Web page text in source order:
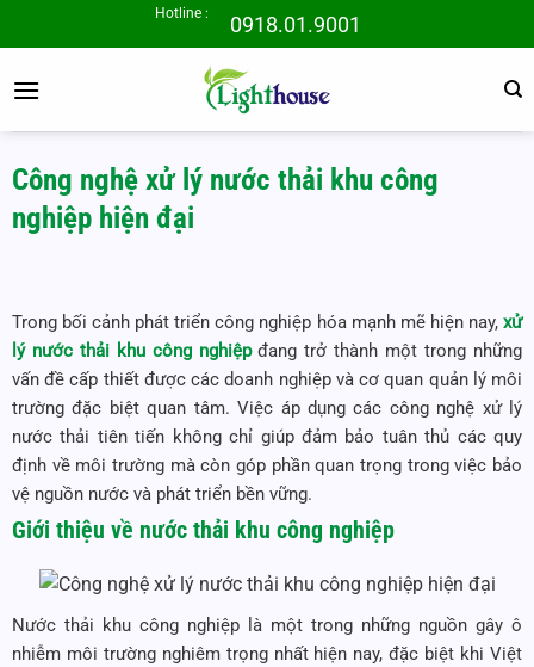
qua
dung
Hotline : 0918.01.9001
Công nghệ xử lý nước thải khu công
nghiệp hiện đại
Trong bối cảnh phát triển công nghiệp hóa mạnh mẽ hiện nay, xử
lý nước thải khu công nghiệpđang trở thành một trong những
vấn đề cấp thiết được các doanh nghiệp và cơ quan quản lý môi
trường đặc biệt quan tâm. Việc áp dụng các công nghệ xử lý
nước thải tiên tiến không chỉ giúp đảm bảo tuân thủ các quy
định về môi trường mà còn góp phần quan trọng trong việc bảo
vệ nguồn nước và phát triển bền vững.
Giới thiệu về nước thải khu công nghiệp
Nước thải khu công nghiệp là một trong những nguồn gây ô
nhiễm môi trường nghiêm trọng nhất hiện nay, đặc biệt khi Việt